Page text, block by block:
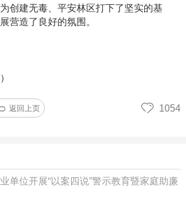
创建无毒、平安林区打下了坚实的基
营造了良好的氛围。
返回上页 1054
单位开展“以案四说”警示教育暨家庭助廉